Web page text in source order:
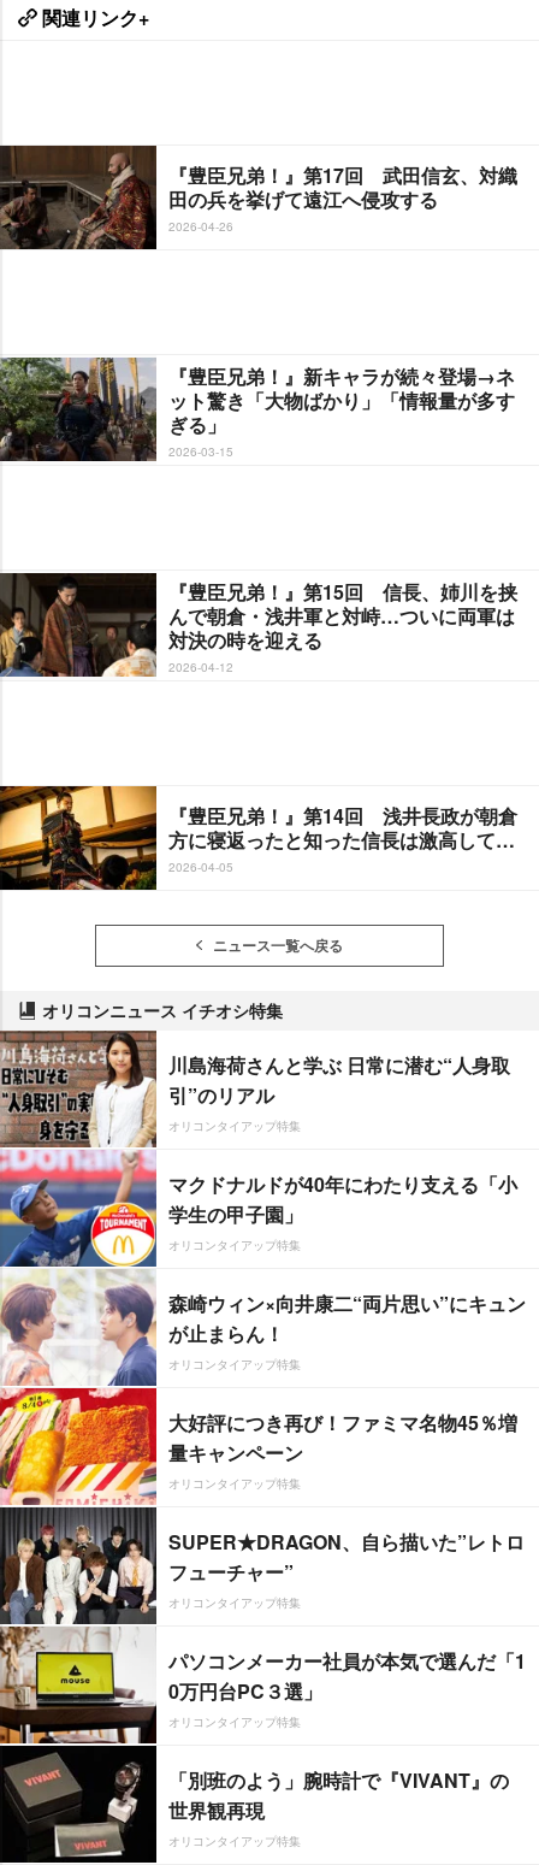
関連リンク+
『豊臣兄弟！』第17回 武田信玄、対織
田の兵を挙げて遠江へ侵攻する
2026-04-26
『豊臣兄弟！』新キャラが続々登場→ネ
ット驚き「大物ばかり」「情報量が多す
ぎる」
2026-03-15
『豊臣兄弟！』第15回 信長、姉川を挟
んで朝倉・浅井軍と対峙…ついに両軍は
対決の時を迎える
2026-04-12
『豊臣兄弟！』第14回 浅井長政が朝倉
方に寝返ったと知った信長は激高して…
2026-04-05
ニュース一覧へ戻る
オリコンニュース イチオシ特集
川島海荷さんと学ぶ 日常に潜む“人身取
引”のリアル
オリコンタイアップ特集
マクドナルドが40年にわたり支える「小
学生の甲子園」
オリコンタイアップ特集
森崎ウィン×向井康二“両片思い”にキュン
が止まらん！
オリコンタイアップ特集
大好評につき再び！ファミマ名物45％増
量キャンペーン
オリコンタイアップ特集
SUPER★DRAGON、自ら描いた”レトロ
フューチャー”
オリコンタイアップ特集
パソコンメーカー社員が本気で選んだ「1
0万円台PC３選」
オリコンタイアップ特集
「別班のよう」腕時計で『VIVANT』の
世界観再現
オリコンタイアップ特集